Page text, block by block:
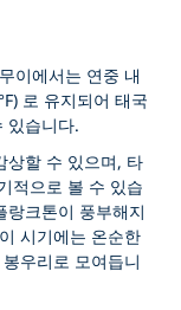
이에서는 연중 내
로 유지되어태국
있습니다.
상할 수 있으며, 타
적으로 볼 수 있습
랑크톤이 풍부해지
시기에는 온순한
우리로 모여듭니